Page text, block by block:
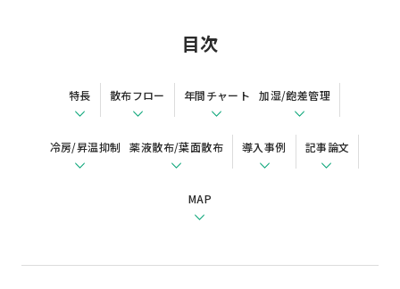
目次
特長 散布フロー 年間チャート 加湿/飽差管理
冷房/昇温抑制 薬液散布/葉面散布 導入事例 記事論文
MAP